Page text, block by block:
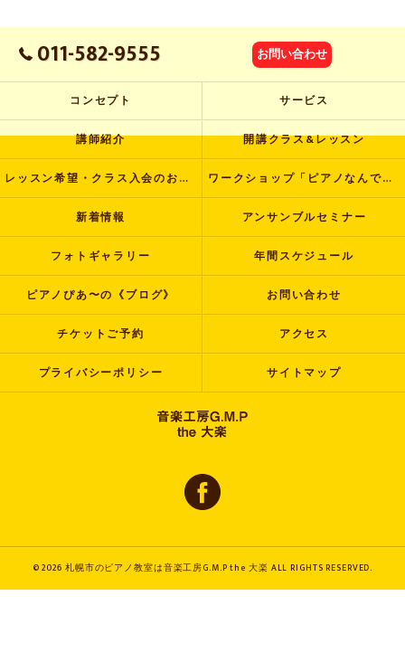
011-582-9555 お問い合わせ
コンセプト サービス
講師紹介 開講クラス&レッスン
レッスン希望・クラス入会のお申し込み ワークショップ「ピアノなんでも塾」
新着情報 アンサンブルセミナー
フォトギャラリー 年間スケジュール
ピアノぴあ〜の《ブログ》 お問い合わせ
チケットご予約 アクセス
プライバシーポリシー サイトマップ
© 2026 札幌市のピアノ教室は音楽工房G.M.P the 大楽 ALL RIGHTS RESERVED.